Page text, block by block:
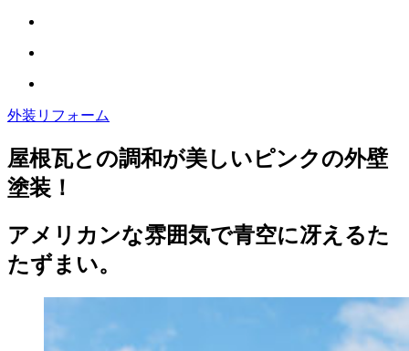
外装リフォーム
屋根瓦との調和が美しいピンクの外壁
塗装！
アメリカンな雰囲気で青空に冴えるた
たずまい。